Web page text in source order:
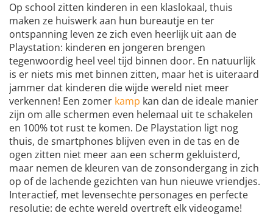
Op school zitten kinderen in een klaslokaal, thuis
maken ze huiswerk aan hun bureautje en ter
ontspanning leven ze zich even heerlijk uit aan de
Playstation: kinderen en jongeren brengen
tegenwoordig heel veel tijd binnen door. En natuurlijk
is er niets mis met binnen zitten, maar het is uiteraard
jammer dat kinderen die wijde wereld niet meer
verkennen! Een zomer kamp kan dan de ideale manier
zijn om alle schermen even helemaal uit te schakelen
en 100% tot rust te komen. De Playstation ligt nog
thuis, de smartphones blijven even in de tas en de
ogen zitten niet meer aan een scherm gekluisterd,
maar nemen de kleuren van de zonsondergang in zich
op of de lachende gezichten van hun nieuwe vriendjes.
Interactief, met levensechte personages en perfecte
resolutie: de echte wereld overtreft elk videogame!